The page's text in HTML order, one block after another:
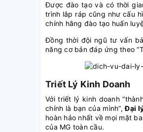
Được đào tạo và có thời
trình lắp ráp cũng như cấu
chính hãng đào tạo huấn
Đồng thời đội ngũ tư vấn
năng cơ bản đáp ứng theo
Triết Lý Kinh Doanh
Với triết lý kinh doanh
chính là bạn của mình”,Đại
hoàn hảo nhất về mọi mặt
của MG toàn cầu.